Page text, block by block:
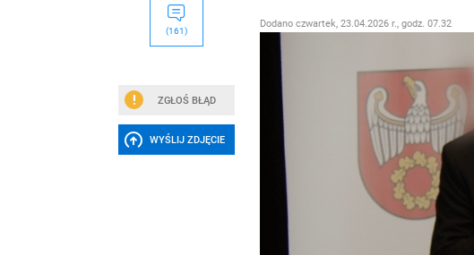
(161)
ZGŁOŚ BŁĄD
WYŚLIJ ZDJĘCIE
Dodano czwartek, 23.04.2026 r., godz. 07.32